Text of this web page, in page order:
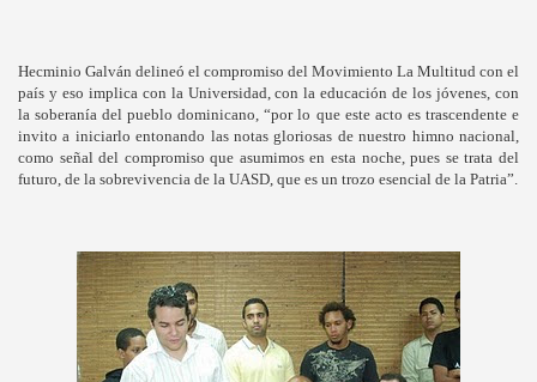
Hecminio Galván delineó el compromiso del Movimiento La Multitud con el
país y eso implica con la Universidad, con la educación de los jóvenes, con
la soberanía del pueblo dominicano, “por lo que este acto es trascendente e
invito a iniciarlo entonando las notas gloriosas de nuestro himno nacional,
como señal del compromiso que asumimos en esta noche, pues se trata del
futuro, de la sobrevivencia de la UASD, que es un trozo esencial de la Patria”.